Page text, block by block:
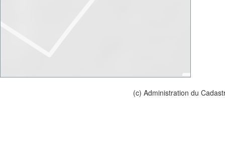
(c) Administration du